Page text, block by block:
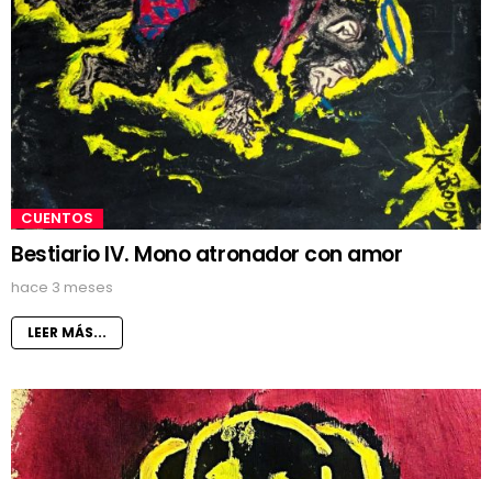
CUENTOS
Bestiario IV. Mono atronador con amor
hace 3 meses
LEER MÁS...